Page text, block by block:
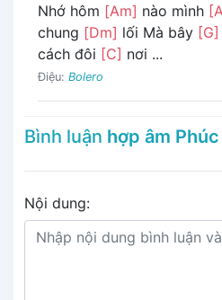
Nhớ hôm [Am] nào mình
chung [Dm] lối Mà bây [G]
cách đôi [C] nơi ...
Điệu: Bolero
Bình luận hợp âm
Nội dung: